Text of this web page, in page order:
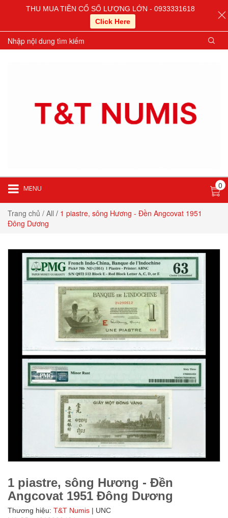
MENU 0
Trang chủ / All / 1 piastre, sông Hương - Đền Angcovat 1951
Đông Dương
1 piastre, sông Hương - Đền
Angcovat 1951 Đông Dương
Thương hiệu: T&T Numis | UNC
THU MUA TIỀN CỔ SỐ LƯỢNG LỚN - 0933331618
Click Here